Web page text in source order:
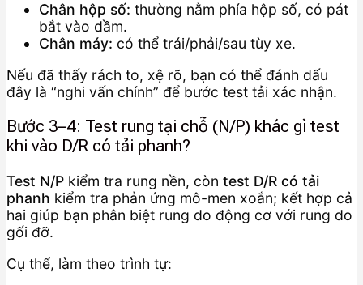
Chân hộp số: thường nằm phía hộp số, có pát
bắt vào dầm.
Chân máy: có thể trái/phải/sau tùy xe.
Nếu đã thấy rách to, xệ rõ, bạn có thể đánh dấu
đây là “nghi vấn chính” để bước test tải xác nhận.
Bước 3–4: Test rung tại chỗ (N/P) khác gì test
khi vào D/R có tải phanh?
Test N/P kiểm tra rung nền, còn test D/R có tải
phanh kiểm tra phản ứng mô-men xoắn; kết hợp cả
hai giúp bạn phân biệt rung do động cơ với rung do
gối đỡ.
Cụ thể, làm theo trình tự: